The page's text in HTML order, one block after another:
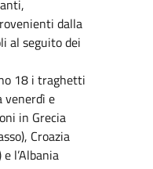
dalla
al seguito dei
18 i traghetti
venerdì e
in Grecia
Croazia
l’Albania